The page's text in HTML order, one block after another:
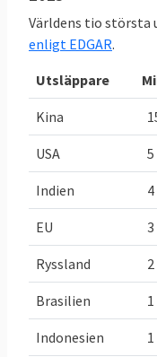
TABELL 2.
klimat och
energimål i
EU
jmf. 2005
Sverige
släppte ut
42,2 Mt
Världens tio största
enligt EDGAR.
Utsläppare
Kina
USA 5
Indien
EU 3
Ryssland
Brasilien
Indonesien